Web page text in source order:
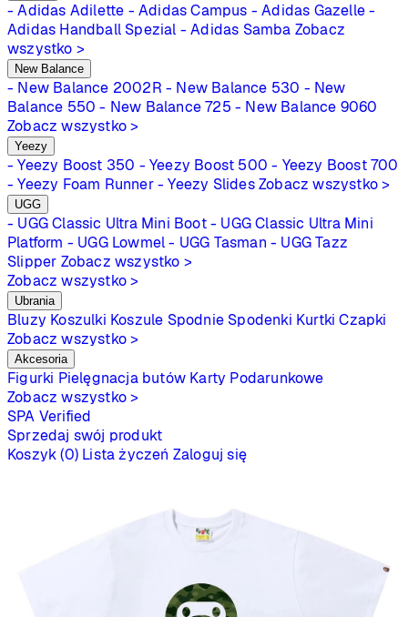
- Adidas Adilette - Adidas Campus - Adidas Gazelle -
Adidas Handball Spezial - Adidas Samba Zobacz
wszystko >
New Balance
- New Balance 2002R - New Balance 530 - New
Balance 550 - New Balance 725 - New Balance 9060
Zobacz wszystko >
Yeezy
- Yeezy Boost 350 - Yeezy Boost 500 - Yeezy Boost 700
- Yeezy Foam Runner - Yeezy Slides Zobacz wszystko >
UGG
- UGG Classic Ultra Mini Boot - UGG Classic Ultra Mini
Platform - UGG Lowmel - UGG Tasman - UGG Tazz
Slipper Zobacz wszystko >
Zobacz wszystko >
Ubrania
Bluzy Koszulki Koszule Spodnie Spodenki Kurtki Czapki
Zobacz wszystko >
Akcesoria
Figurki Pielęgnacja butów Karty Podarunkowe
Zobacz wszystko >
SPA Verified
Sprzedaj swój produkt
Koszyk (0) Lista życzeń Zaloguj się